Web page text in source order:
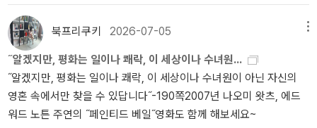
소. 하며 사정을 설명한다. 근데 세상의 바람피는 남자들, 진짜 상대를
사랑해서 여차직하면 가정 때려 치고 연인 또는 정부와 새살림 차릴
인간들은 거의 없다. 부총독께서도 이하동문이라, 자기가 비록 키티
를 환장하게 사랑하지만 자식들 때문에, 다른 건 하나도 없고 그놈의
자식들 때문에 이혼할 수 없단다. 아, 월터한테는 “넌 진정한 사랑이
라는 걸 하나도 몰라!” 하면서 의기양양하게 각서를 받아올 것처럼 얘
주기를 바랬기 때문이다. 그러나, 죽은 것은 개. 월터였다.인간, 키티
는 살아남는다.인간의 피에 흐르는 독이 인간을 문 개에게 퍼져서 결
국 죽게 되는 것은 개.서둘러서 영국으로 돌아가는 길. 엄마가 죽었다
는 전보를 받고, 마침내 집으로 돌아와서 아버지를 만나게 된다. 그리
고, 그간의 경험에서 얻은 통찰력으로 그동안 돈 벌어오는 기계로만
생각했던 아버지를 다시 보게 된다. 그러고보면, 이것은 키티라는 여
북프리쿠키 2026-07-05
˝알겠지만, 평화는 일이나 쾌락, 이 세상이나 수녀원...
˝알겠지만, 평화는 일이나 쾌락, 이 세상이나 수녀원이 아닌 자신의
영혼 속에서만 찾을 수 있답니다˝-190쪽2007년 나오미 왓츠, 에드
워드 노튼 주연의 ˝페인티드 베일˝영화도 함께 해보세요~